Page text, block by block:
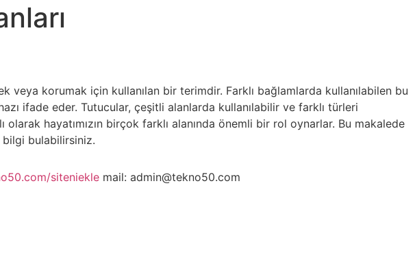
korumak için kullanılan bir terimdir. Farklı bağlamlarda kullanılabilen bu
ifade eder. Tutucular, çeşitli alanlarda kullanılabilir ve farklı türleri
olarak hayatımızın birçok farklı alanında önemli bir rol oynarlar. Bu makalede
bilgi bulabilirsiniz.
siteniekle mail: admin@tekno50.com